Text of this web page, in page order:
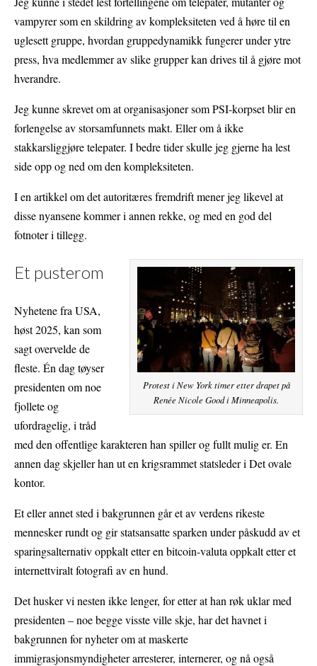
vampyrer som en skildring av kompleksiteten ved å høre til en
uglesett gruppe, hvordan gruppedynamikk fungerer under ytre
press, hva medlemmer av slike grupper kan drives til å gjøre mot
hverandre.
Jeg kunne skrevet om at organisasjoner som PSI-korpset blir en
forlengelse av storsamfunnets makt. Eller om å ikke
stakkarsliggjøre telepater. I bedre tider skulle jeg gjerne ha lest
side opp og ned om den kompleksiteten.
I en artikkel om det autoritæres fremdrift mener jeg likevel at
disse nyansene kommer i annen rekke, og med en god del
fotnoter i tillegg.
Protest i New York timer etter drapet på
Renée Nicole Good i Minneapolis.
Et pusterom
Nyhetene fra USA,
høst 2025, kan som
sagt overvelde de
fleste. Én dag tøyser
presidenten om noe
fjollete og
ufordragelig, i tråd
med den offentlige karakteren han spiller og fullt mulig er. En
annen dag skjeller han ut en krigsrammet statsleder i Det ovale
kontor.
Et eller annet sted i bakgrunnen går et av verdens rikeste
mennesker rundt og gir statsansatte sparken under påskudd av et
sparingsalternativ oppkalt etter en bitcoin-valuta oppkalt etter et
internettviralt fotografi av en hund.
Det husker vi nesten ikke lenger, for etter at han røk uklar med
presidenten – noe begge visste ville skje, har det havnet i
bakgrunnen for nyheter om at maskerte
immigrasjonsmyndigheter arresterer, internerer, og nå også